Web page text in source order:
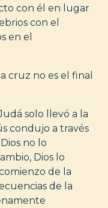
con él en lugar
con el
en el
cruz no es el final
solo llevó a la
condujo a través
no lo
Dios lo
de la
de la